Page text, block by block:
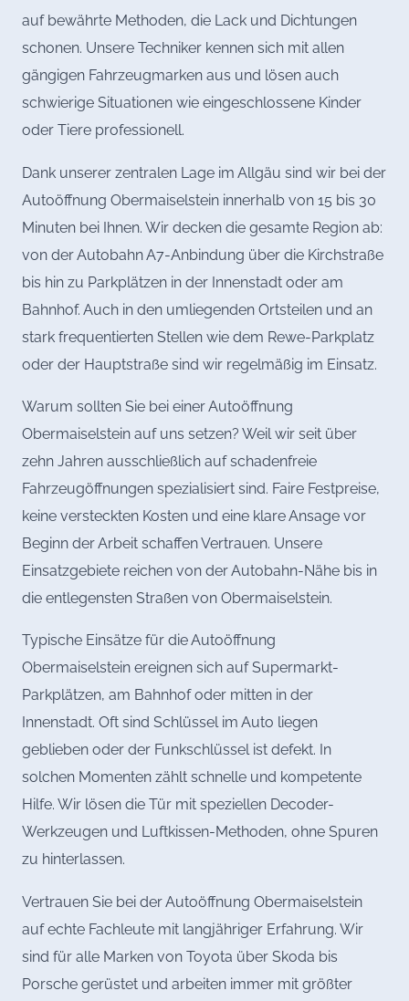
auf bewährte Methoden, die Lack und Dichtungen
schonen. Unsere Techniker kennen sich mit allen
gängigen Fahrzeugmarken aus und lösen auch
schwierige Situationen wie eingeschlossene Kinder
oder Tiere professionell.
Dank unserer zentralen Lage im Allgäu sind wir bei der
Autoöffnung Obermaiselstein innerhalb von 15 bis 30
Minuten bei Ihnen. Wir decken die gesamte Region ab:
von der Autobahn A7-Anbindung über die Kirchstraße
bis hin zu Parkplätzen in der Innenstadt oder am
Bahnhof. Auch in den umliegenden Ortsteilen und an
stark frequentierten Stellen wie dem Rewe-Parkplatz
oder der Hauptstraße sind wir regelmäßig im Einsatz.
Warum sollten Sie bei einer Autoöffnung
Obermaiselstein auf uns setzen? Weil wir seit über
zehn Jahren ausschließlich auf schadenfreie
Fahrzeugöffnungen spezialisiert sind. Faire Festpreise,
keine versteckten Kosten und eine klare Ansage vor
Beginn der Arbeit schaffen Vertrauen. Unsere
Einsatzgebiete reichen von der Autobahn-Nähe bis in
die entlegensten Straßen von Obermaiselstein.
Typische Einsätze für die Autoöffnung
Obermaiselstein ereignen sich auf Supermarkt-
Parkplätzen, am Bahnhof oder mitten in der
Innenstadt. Oft sind Schlüssel im Auto liegen
geblieben oder der Funkschlüssel ist defekt. In
solchen Momenten zählt schnelle und kompetente
Hilfe. Wir lösen die Tür mit speziellen Decoder-
Werkzeugen und Luftkissen-Methoden, ohne Spuren
zu hinterlassen.
Vertrauen Sie bei der Autoöffnung Obermaiselstein
auf echte Fachleute mit langjähriger Erfahrung. Wir
sind für alle Marken von Toyota über Skoda bis
Porsche gerüstet und arbeiten immer mit größter